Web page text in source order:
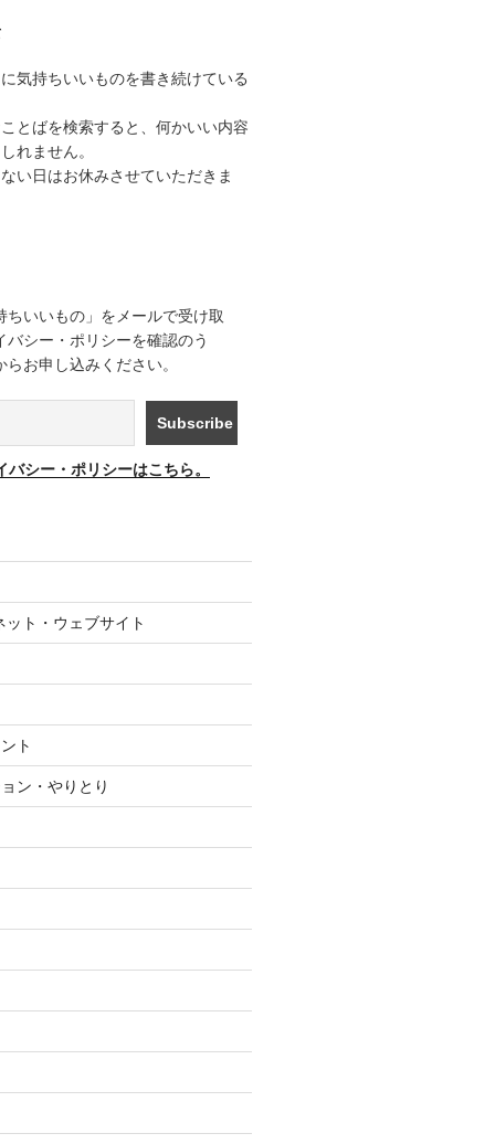
気持ちいいものを書き続けている
とばを検索すると、何かいい内容
れません。
い日はお休みさせていただきま
ちいいもの」をメールで受け取
バシー・ポリシーを確認のう
らお申し込みください。
バシー・ポリシーはこちら。
ット・ウェブサイト
ト
ン・やりとり